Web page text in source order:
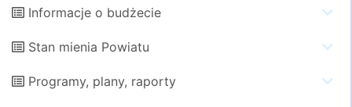
Informacje o budżecie
Stan mienia Powiatu
Programy, plany, raporty